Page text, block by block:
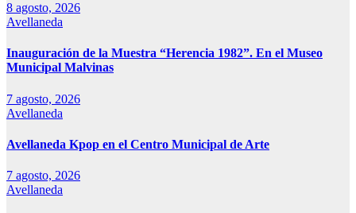
8 agosto, 2026
Avellaneda
Inauguración de la Muestra “Herencia 1982”. En el Museo
Municipal Malvinas
7 agosto, 2026
Avellaneda
Avellaneda Kpop en el Centro Municipal de Arte
7 agosto, 2026
Avellaneda